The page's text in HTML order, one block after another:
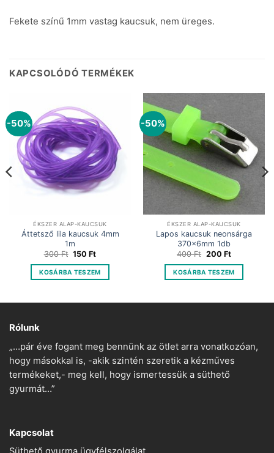
Fekete színű 1mm vastag kaucsuk, nem üreges.
KAPCSOLÓDÓ TERMÉKEK
-50%
ÉKSZER ALAP-KAUCSUK
Áttetsző lila kaucsuk 4mm
1m
300Ft Original
was:
300 Ft.
150FtCurrent
is:
150 Ft.
KOSÁRBA TESZEM
-50%
ÉKSZER ALAP-KAUCSUK
Lapos kaucsuk neonsárga
370x6mm 1db
400Ft Original
was:
400 Ft.
200 FtCurrent
is:
200 Ft.
KOSÁRBA TESZEM
Rólunk
„…pár éve fogant meg bennünk az ötlet arra vonatkozóan,
hogy másokkal is, -akik szintén szeretik a kézműves
termékeket,- meg kell, hogy ismertessük a süthető
gyurmát…”
Kapcsolat